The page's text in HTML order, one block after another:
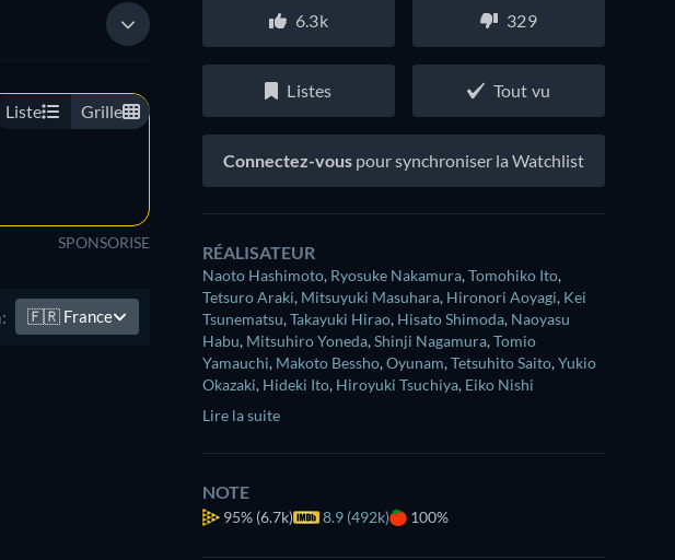
Liste Grille
SPONSORISE
🇫🇷 France
6.3k 329
Listes Tout vu
Connectez-vous pour synchroniser la Watchlist
RÉALISATEUR
Naoto Hashimoto, Ryosuke Nakamura,Tomohiko Ito,
Tetsuro Araki, Mitsuyuki Masuhara, Hironori Aoyagi, Kei
Tsunematsu,Takayuki Hirao, Hisato Shimoda, Naoyasu
Habu, Mitsuhiro Yoneda,Shinji Nagamura,Tomio
Yamauchi, Makoto Bessho,Oyunam,Tetsuhito Saito,Yukio
Okazaki, Hideki Ito, Hiroyuki Tsuchiya, Eiko Nishi
Lire la suite
NOTE
95% (6.7k) 8.9 (492k) 100%